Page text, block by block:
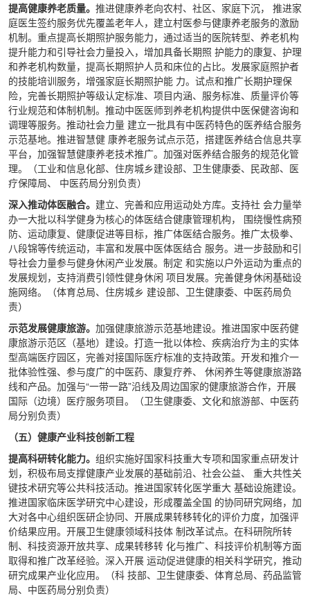
提高健康养老质量。 推进健康养老向农村、社区、家庭下沉， 推进家
庭医生签约服务优先覆盖老年人，建立村医参与健康养老服务的激励
机制。重点提高长期照护服务能力，通过适当的医院转型、养老机构
提升能力和引导社会力量投入，增加具备长期照 护能力的康复、护理
和养老机构数量，提高长期照护人员和床位的占比。发展家庭照护者
的技能培训服务，增强家庭长期照护能 力。试点和推广长期护理保
险，完善长期照护等级认定标准、项目内涵、服务标准、质量评价等
行业规范和体制机制。推动中医医师到养老机构提供中医保健咨询和
调理等服务。推动社会力量 建立一批具有中医药特色的医养结合服务
示范基地。推进智慧健 康养老服务试点示范，搭建医养结合信息共享
平台，加强智慧健康养老技术推广。加强对医养结合服务的规范化管
理。（工业和信息化部、住房城乡建设部、卫生健康委、民政部、医
疗保障局、 中医药局分别负责）
深入推动体医融合。 建立、完善和应用运动处方库。支持社 会力量举
办一大批以科学健身为核心的体医结合健康管理机构， 围绕慢性病预
防、运动康复、健康促进等目标，推广体医结合服务。推广太极拳、
八段锦等传统运动，丰富和发展中医体医结合 服务。进一步鼓励和引
导社会力量参与健身休闲产业发展。制定 和实施以户外运动为重点的
发展规划，支持消费引领性健身休闲 项目发展。完善健身休闲基础设
施网络。（体育总局、住房城乡 建设部、卫生健康委、中医药局负
责）
示范发展健康旅游。 加强健康旅游示范基地建设。推进国家中医药健
康旅游示范区（基地）建设。打造一批以体检、疾病治疗为主的实体
型高端医疗园区，完善对接国际医疗标准的支持政策。开发和推介一
批体验性强、参与度广的中医药、康复疗养、 休闲养生等健康旅游路
线和产品。加强与“一带一路”沿线及周边国家的健康旅游合作，开展
国际（边境）医疗服务项目。（卫生健康委、文化和旅游部、中医药
局分别负责）
（五）健康产业科技创新工程
提高科研转化能力。 组织实施好国家科技重大专项和国家重点研发计
划，积极布局支撑健康产业发展的基础前沿、社会公益、 重大共性关
键技术研究等公共科技活动。推进国家转化医学重大 基础设施建设。
推进国家临床医学研究中心建设，形成覆盖全国 的协同研究网络，加
大对各中心组织医研企协同、开展成果转移转化的评价力度，加强评
价结果应用。开展卫生健康领域科技体 制改革试点。在科研院所转
制、科技资源开放共享、成果转移转 化与推广、科技评价机制等方面
取得和推广改革经验。深入开展 运动促进健康的相关科学研究，推动
研究成果产业化应用。（科 技部、卫生健康委、体育总局、药品监管
局、中医药局分别负责）